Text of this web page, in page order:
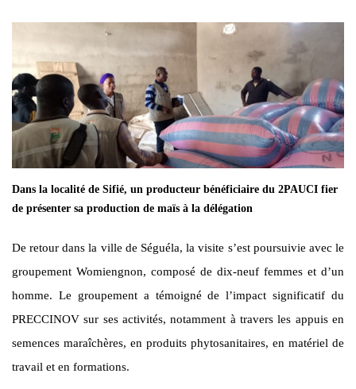
Dans la localité de Sifié, un producteur bénéficiaire du 2PAUCI fier
de présenter sa production de maïs à la délégation
De retour dans la ville de Séguéla, la visite s’est poursuivie avec le
groupement Womiengnon, composé de dix-neuf femmes et d’un
homme. Le groupement a témoigné de l’impact significatif du
PRECCINOVsur ses activités, notamment à travers les appuis en
semences maraîchères, en produits phytosanitaires, en matériel de
travail et en formations.